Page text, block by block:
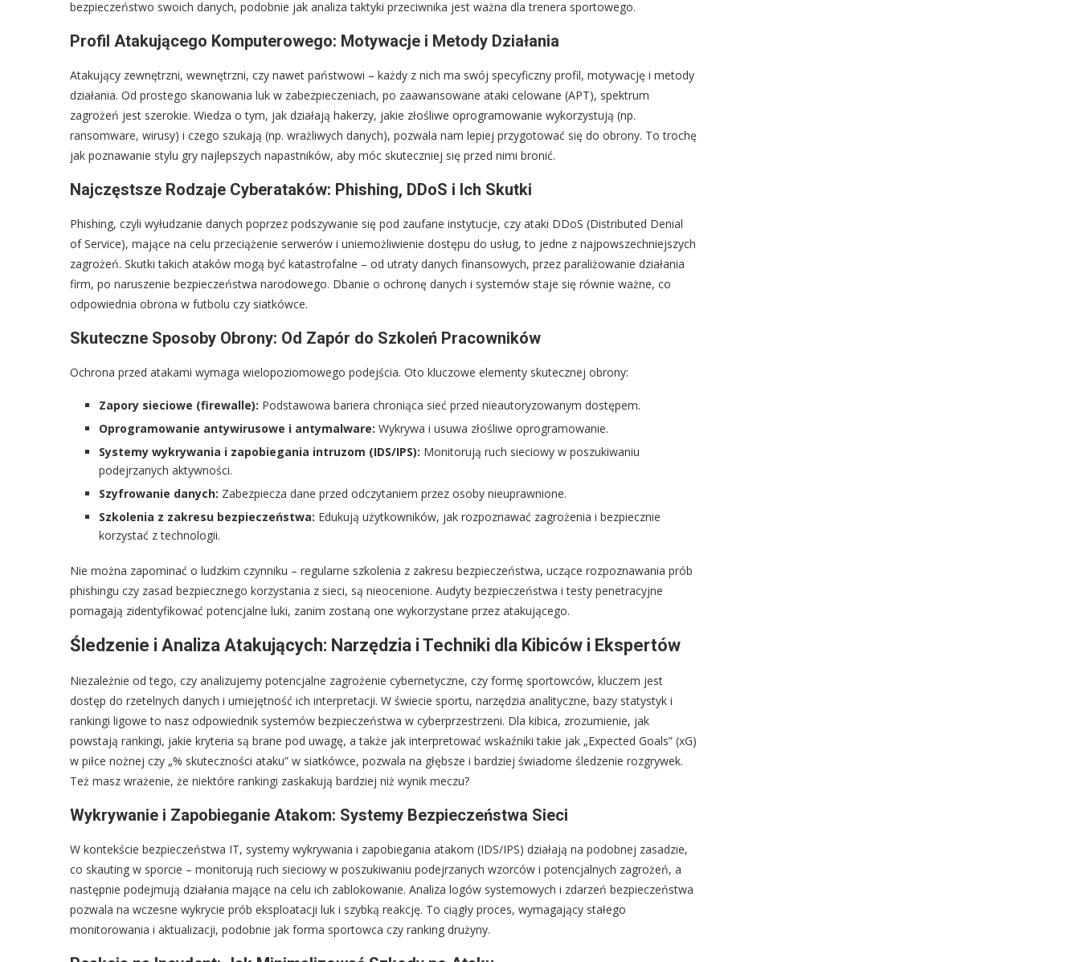
bezpieczeństwo swoich danych, podobnie jak analiza taktyki przeciwnika jest ważna dla trenera sportowego.
Profil Atakującego Komputerowego: Motywacje i Metody Działania
Atakujący zewnętrzni, wewnętrzni, czy nawet państwowi – każdy z nich ma swój specyficzny profil, motywację i metody
działania. Od prostego skanowania luk w zabezpieczeniach, po zaawansowane ataki celowane (APT), spektrum
zagrożeń jest szerokie. Wiedza o tym, jak działają hakerzy, jakie złośliwe oprogramowanie wykorzystują (np.
ransomware, wirusy) i czego szukają (np. wrażliwych danych), pozwala nam lepiej przygotować się do obrony. To trochę
jak poznawanie stylu gry najlepszych napastników, aby móc skuteczniej się przed nimi bronić.
Najczęstsze Rodzaje Cyberataków: Phishing, DDoS i Ich Skutki
Phishing, czyli wyłudzanie danych poprzez podszywanie się pod zaufane instytucje, czy ataki DDoS (Distributed Denial
of Service), mające na celu przeciążenie serwerów i uniemożliwienie dostępu do usług, to jedne z najpowszechniejszych
zagrożeń. Skutki takich ataków mogą być katastrofalne – od utraty danych finansowych, przez paraliżowanie działania
firm, po naruszenie bezpieczeństwa narodowego. Dbanie o ochronę danych i systemów staje się równie ważne, co
odpowiednia obrona w futbolu czy siatkówce.
Skuteczne Sposoby Obrony: Od Zapór do Szkoleń Pracowników
Ochrona przed atakami wymaga wielopoziomowego podejścia. Oto kluczowe elementy skutecznej obrony:
Zapory sieciowe (firewalle): Podstawowa bariera chroniąca sieć przed nieautoryzowanym dostępem.
Oprogramowanie antywirusowe i antymalware: Wykrywa i usuwa złośliwe oprogramowanie.
Systemy wykrywania i zapobiegania intruzom (IDS/IPS): Monitorują ruch sieciowy w poszukiwaniu
podejrzanych aktywności.
Szyfrowanie danych: Zabezpiecza dane przed odczytaniem przez osoby nieuprawnione.
Szkolenia z zakresu bezpieczeństwa: Edukują użytkowników, jak rozpoznawać zagrożenia i bezpiecznie
korzystać z technologii.
Nie można zapominać o ludzkim czynniku – regularne szkolenia z zakresu bezpieczeństwa, uczące rozpoznawania prób
phishingu czy zasad bezpiecznego korzystania z sieci, są nieocenione. Audyty bezpieczeństwa i testy penetracyjne
pomagają zidentyfikować potencjalne luki, zanim zostaną one wykorzystane przez atakującego.
Śledzenie i Analiza Atakujących: Narzędzia i Techniki dla Kibiców i Ekspertów
Niezależnie od tego, czy analizujemy potencjalne zagrożenie cybernetyczne, czy formę sportowców, kluczem jest
dostęp do rzetelnych danych i umiejętność ich interpretacji. W świecie sportu, narzędzia analityczne, bazy statystyk i
rankingi ligowe to nasz odpowiednik systemów bezpieczeństwa w cyberprzestrzeni. Dla kibica, zrozumienie, jak
powstają rankingi, jakie kryteria są brane pod uwagę, a także jak interpretować wskaźniki takie jak „Expected Goals” (xG)
w piłce nożnej czy „% skuteczności ataku” w siatkówce, pozwala na głębsze i bardziej świadome śledzenie rozgrywek.
Też masz wrażenie, że niektóre rankingi zaskakują bardziej niż wynik meczu?
Wykrywanie i Zapobieganie Atakom: Systemy Bezpieczeństwa Sieci
W kontekście bezpieczeństwa IT, systemy wykrywania i zapobiegania atakom (IDS/IPS) działają na podobnej zasadzie,
co skauting w sporcie – monitorują ruch sieciowy w poszukiwaniu podejrzanych wzorców i potencjalnych zagrożeń, a
następnie podejmują działania mające na celu ich zablokowanie. Analiza logów systemowych i zdarzeń bezpieczeństwa
pozwala na wczesne wykrycie prób eksploatacji luk i szybką reakcję. To ciągły proces, wymagający stałego
monitorowania i aktualizacji, podobnie jak forma sportowca czy ranking drużyny.